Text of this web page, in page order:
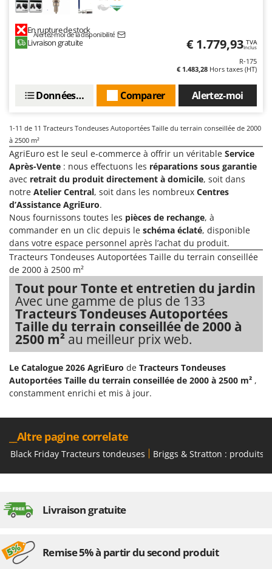
Stiga
Stocker
Sunseeker
TecnoGen
Telwin
Tenco
Tineco
Titania
Tornado
Tre Spade
Trev - Abrek - TecnoVIR
Trotec
Troy-Bilt
U
Udor
Unger
V
Verdemax
Vesco
W
Waldner
Weber
WIDU
Wolf Garten
Worx
En rupture de stock
Alertez-moi de la disponibilité
Livraison gratuite € 1.779,93 TVA
Inclus
R-175
€ 1.483,28 Hors taxes (HT)
Alertez-moi
Comparer
Données techniques
1-11 de 11 Tracteurs Tondeuses Autoportées Taille du terrain conseillée de 2000
à 2500 m²
AgriEuro est le seul e-commerce à offrir un véritable Service
Après-Vente : nous effectuons les réparations sous garantie
avec retrait du produit directement à domicile, soit dans
notre Atelier Central, soit dans les nombreux Centres
d’Assistance AgriEuro.
Nous fournissons toutes les pièces de rechange, à
commander en un clic depuis le schéma éclaté, disponible
dans votre espace personnel après l’achat du produit.
Tracteurs Tondeuses Autoportées Taille du terrain conseillée
de 2000 à 2500 m²
Tout pour Tonte et entretien du jardin
Avec une gamme de plus de 133
Tracteurs Tondeuses Autoportées
Taille du terrain conseillée de 2000 à
2500 m² au meilleur prix web.
Le Catalogue 2026 AgriEuro de Tracteurs Tondeuses
Autoportées Taille du terrain conseillée de 2000 à 2500 m² ,
constamment enrichi et mis à jour.
__Altre pagine correlate
Black Friday Tracteurs tondeuses Briggs & Stratton : produits
Livraison gratuite
Remise 5% à partir du second produit